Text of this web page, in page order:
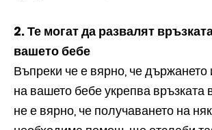
2. Те могат да развалят
вашето бебе
Въпреки че е вярно, че
на вашето бебе укрепва връзката
не е вярно, че получаването на